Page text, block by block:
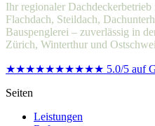
Ihr regionaler Dachdeckerbetrieb
Flachdach, Steildach,
Bauspenglerei – zuverlässig in
Zürich, Winterthur und
★★★★★★★★★★ 5.0/5 auf
Seiten
Leistungen